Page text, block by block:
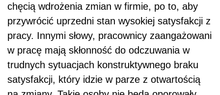
chęcią wdrożenia zmian w firmie, po to, aby
przywrócić uprzedni stan wysokiej satysfakcji z
pracy. Innymi słowy, pracownicy zaangażowani
w pracę mają skłonność do odczuwania w
trudnych sytuacjach konstruktywnego braku
satysfakcji, który idzie w parze z otwartością